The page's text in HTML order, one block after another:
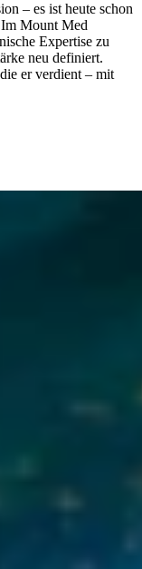
– es ist heute schon
Mount Med
Expertise zu
neu definiert.
er verdient – mit